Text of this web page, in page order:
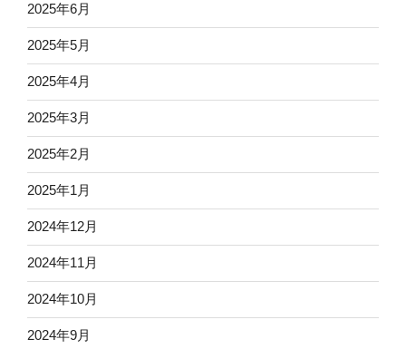
2025年6月
2025年5月
2025年4月
2025年3月
2025年2月
2025年1月
2024年12月
2024年11月
2024年10月
2024年9月